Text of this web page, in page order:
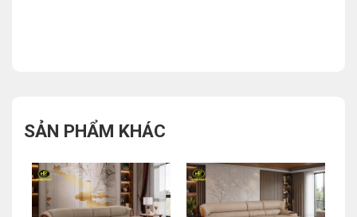
SẢN PHẨM KHÁC